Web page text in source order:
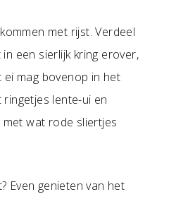
met rijst. Verdeel
een sierlijk kring erover,
mag bovenop in het
lente-ui en
wat rode sliertjes
Even genieten van het